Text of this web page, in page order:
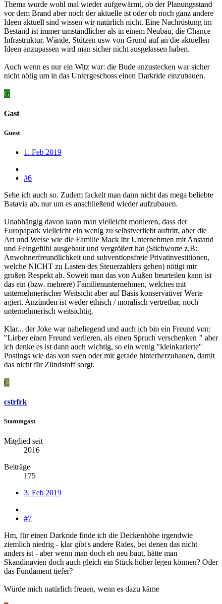
Thema wurde wohl mal wieder aufgewärmt, ob der Planungsstand
vor dem Brand aber noch der aktuelle ist oder ob noch ganz andere
Ideen aktuell sind wissen wir natürlich nicht. Eine Nachrüstung im
Bestand ist immer umständlicher als in einem Neubau, die Chance
Infrastruktur, Wände, Stützen usw von Grund auf an die aktuellen
Ideen anzupassen wird man sicher nicht ausgelassen haben.
Auch wenn es nur ein Witz war: die Bude anzustecken war sicher
nicht nötig um in das Untergeschoss einen Darkride einzubauen.
G
Gast
Guest
1. Feb 2019
#6
Sehe ich auch so. Zudem fackelt man dann nicht das mega beliebte
Batavia ab, nur um es anschließend wieder aufzubauen.
Unabhängig davon kann man vielleicht monieren, dass der
Europapark vielleicht ein wenig zu selbstverliebt auftritt, aber die
Art und Weise wie die Familie Mack ihr Unternehmen mit Anstand
und Feingefühl ausgebaut und vergrößert hat (Stichworte z.B:
Anwohnerfreundlichkeit und subventionsfreie Privatinvestitionen,
welche NICHT zu Lasten des Steuerzahlers gehen) nötigt mir
großen Respekt ab. Soweit man das von Außen beurteilen kann ist
das ein (bzw. mehrere) Familienunternehmen, welches mit
unternehmerischer Weitsicht aber auf Basis konservativer Werte
agiert. Anzünden ist weder ethisch / moralisch vertretbar, noch
unternehmerisch weitsichtig.
Klar... der Joke war naheliegend und auch ich bin ein Freund von:
"Lieber einen Freund verlieren, als einen Spruch verschenken " aber
ich denke es ist dann auch wichtig, so ein wenig "kleinkarierte"
Postings wie das von sven oder mir gerade hinterherzuhauen, damit
das nicht für Zündstoff sorgt.
C
cstrfrk
Stammgast
Mitglied seit
2016
Beiträge
175
3. Feb 2019
#7
Hm, für einen Darkride finde ich die Deckenhöhe irgendwie
ziemlich niedrig - klar gibt's andere Rides, bei denen das nicht
anders ist - aber wenn man doch eh neu baut, hätte man
Skandinavien doch auch gleich ein Stück höher legen können? Oder
das Fundament tiefer?
Würde mich natürlich freuen, wenn es dazu käme